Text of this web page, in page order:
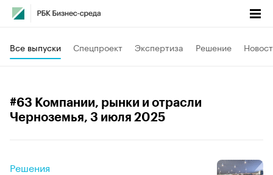
Все выпуски Спецпроект Экспертиза Решение
#63 Компании, рынки и отрасли
Черноземья, 3 июля 2025
Решения